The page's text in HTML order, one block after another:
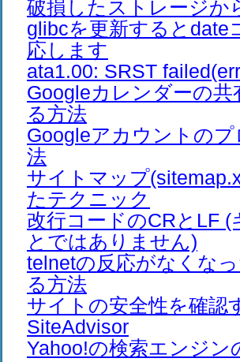
破損したストレージか
glibcを更新するとdate
応します
ata1.00: SRST
Googleカレンダーの
る方法
Googleアカウントの
法
サイトマップ
たテクニック
改行コードのCRとLF
とではありません)
telnetの反応がなくな
る方法
サイトの安全性を確認
SiteAdvisor
Yahoo!の検索エンジン